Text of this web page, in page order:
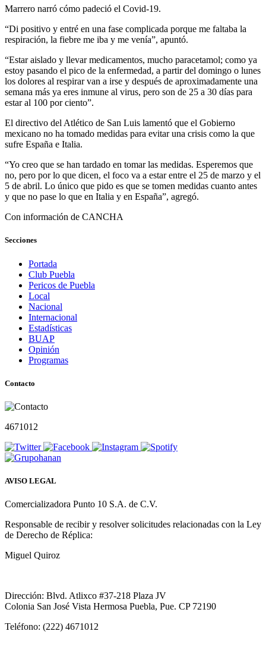
Marrero narró cómo padeció el Covid-19.
“Di positivo y entré en una fase complicada porque me faltaba la
respiración, la fiebre me iba y me venía”, apuntó.
“Estar aislado y llevar medicamentos, mucho paracetamol; como ya
estoy pasando el pico de la enfermedad, a partir del domingo o lunes
los dolores al respirar van a irse y después de aproximadamente una
semana más ya eres inmune al virus, pero son de 25 a 30 días para
estar al 100 por ciento”.
El directivo del Atlético de San Luis lamentó que el Gobierno
mexicano no ha tomado medidas para evitar una crisis como la que
sufre España e Italia.
“Yo creo que se han tardado en tomar las medidas. Esperemos que
no, pero por lo que dicen, el foco va a estar entre el 25 de marzo y el
5 de abril. Lo único que pido es que se tomen medidas cuanto antes
y que no pase lo que en Italia y en España”, agregó.
Con información de CANCHA
Secciones
Portada
Club Puebla
Pericos de Puebla
Local
Nacional
Internacional
Estadísticas
BUAP
Opinión
Programas
Contacto
4671012
AVISO LEGAL
Comercializadora Punto 10 S.A. de C.V.
Responsable de recibir y resolver solicitudes relacionadas con la Ley
de Derecho de Réplica:
Miguel Quiroz
Dirección: Blvd. Atlixco #37-218 Plaza JV
Colonia San José Vista Hermosa Puebla, Pue. CP 72190
Teléfono: (222) 4671012